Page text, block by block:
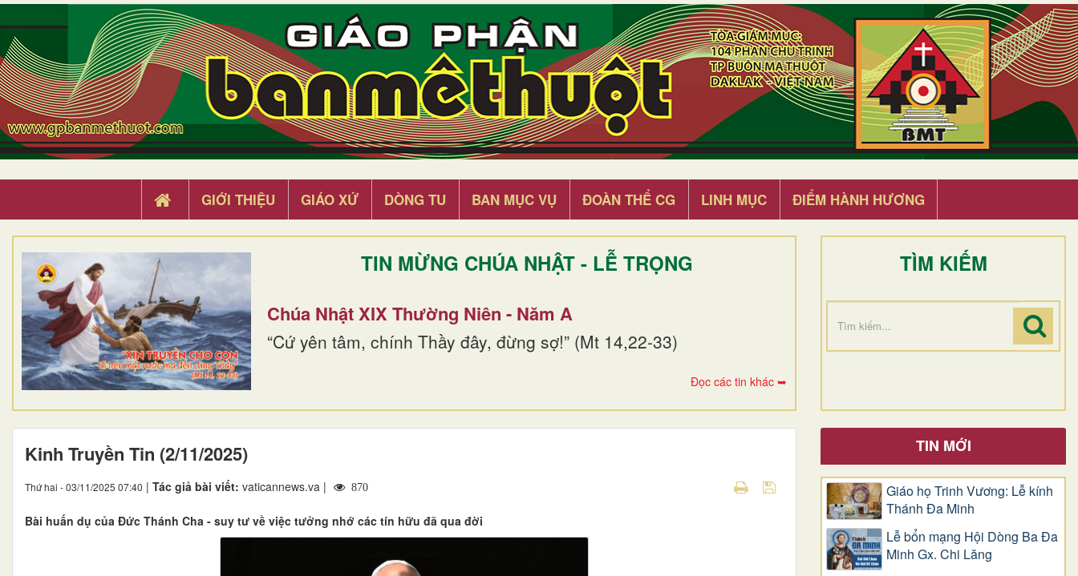
GIỚI THIỆU GIÁO XỨ DÒNG TU BAN MỤC VỤ ĐOÀN THỂ CG LINH MỤC ĐIỂM HÀNH HƯƠNG
TIN MỪNG CHÚA NHẬT - LỄ TRỌNG
Chúa Nhật XIX Thường Niên - Năm A
“Cứ yên tâm, chính Thầy đây, đừng sợ!” (Mt 14,22-33)
Đọc các tin khác ➥
TÌM KIẾM
Kinh Truyền Tin (2/11/2025)
Thứ hai - 03/11/2025 07:40 | Tác giả bài viết: vaticannews.va | 870
Bài huấn dụ của Đức Thánh Cha - suy tư về việc tưởng nhớ các tín hữu đã qua đời
TIN MỚI
Giáo họ Trinh Vương: Lễ kính
Thánh Đa Minh
Lễ bổn mạng Hội Dòng Ba Đa
Minh Gx. Chi Lăng